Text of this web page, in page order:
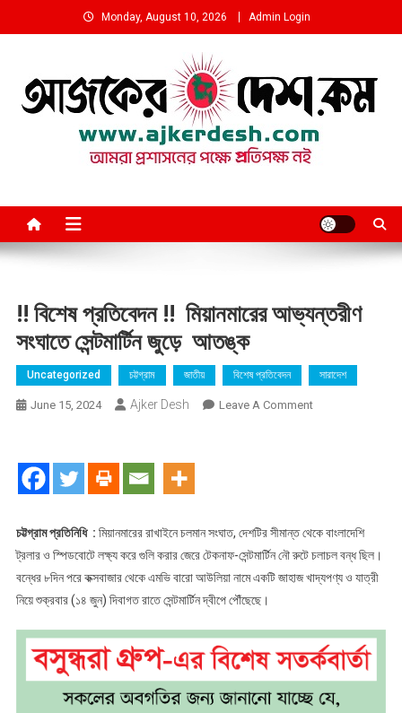
to
Monday, August 10, 2026 Admin Login
!! বিশেষ প্রতিবেদন !! মিয়ানমারের আভ্যন্তরীণ
সংঘাতে সেন্টমার্টিন জুড়ে আতঙ্ক
Uncategorized চট্টগ্রাম জাতীয় বিশেষ প্রতিবেদন সারাদেশ
June 15, 2024 Ajker Desh Leave A CommentOn
আভ্যন্তরীণ
সংঘাতে
চট্টগ্রাম প্রতিনিধি : মিয়ানমারের রাখাইনে চলমান সংঘাত, দেশটির সীমান্ত থেকে বাংলাদেশি
ট্রলার ও স্পিডবোটে লক্ষ্য করে গুলি করার জেরে টেকনাফ-সেন্টমার্টিন নৌ রুটে চলাচল বন্ধ ছিল।
বন্ধের ৮দিন পরে কক্সবাজার থেকে এমভি বারো আউলিয়া নামে একটি জাহাজ খাদ্যপণ্য ও যাত্রী
নিয়ে শুক্রবার (১৪ জুন) দিবাগত রাতে সেন্টমার্টিন দ্বীপে পৌঁছেছে।